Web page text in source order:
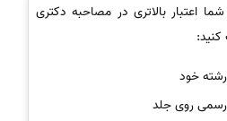
اعتبار بالاتری در مصاحبه دکتری
کنید:
خود
روی جلد